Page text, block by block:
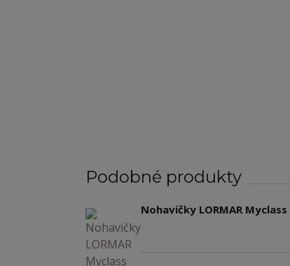
Podobné produkty
Nohavičky LORMAR Myclass